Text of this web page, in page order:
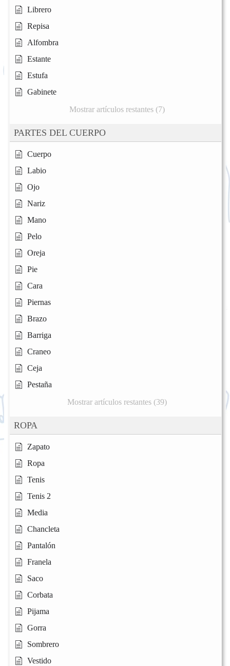
Librero
Repisa
Alfombra
Estante
Estufa
Gabinete
Mostrar artículos restantes (7)
PARTES DEL CUERPO
Cuerpo
Labio
Ojo
Nariz
Mano
Pelo
Oreja
Pie
Cara
Piernas
Brazo
Barriga
Craneo
Ceja
Pestaña
Mostrar artículos restantes (39)
ROPA
Zapato
Ropa
Tenis
Tenis 2
Media
Chancleta
Pantalón
Franela
Saco
Corbata
Pijama
Gorra
Sombrero
Vestido